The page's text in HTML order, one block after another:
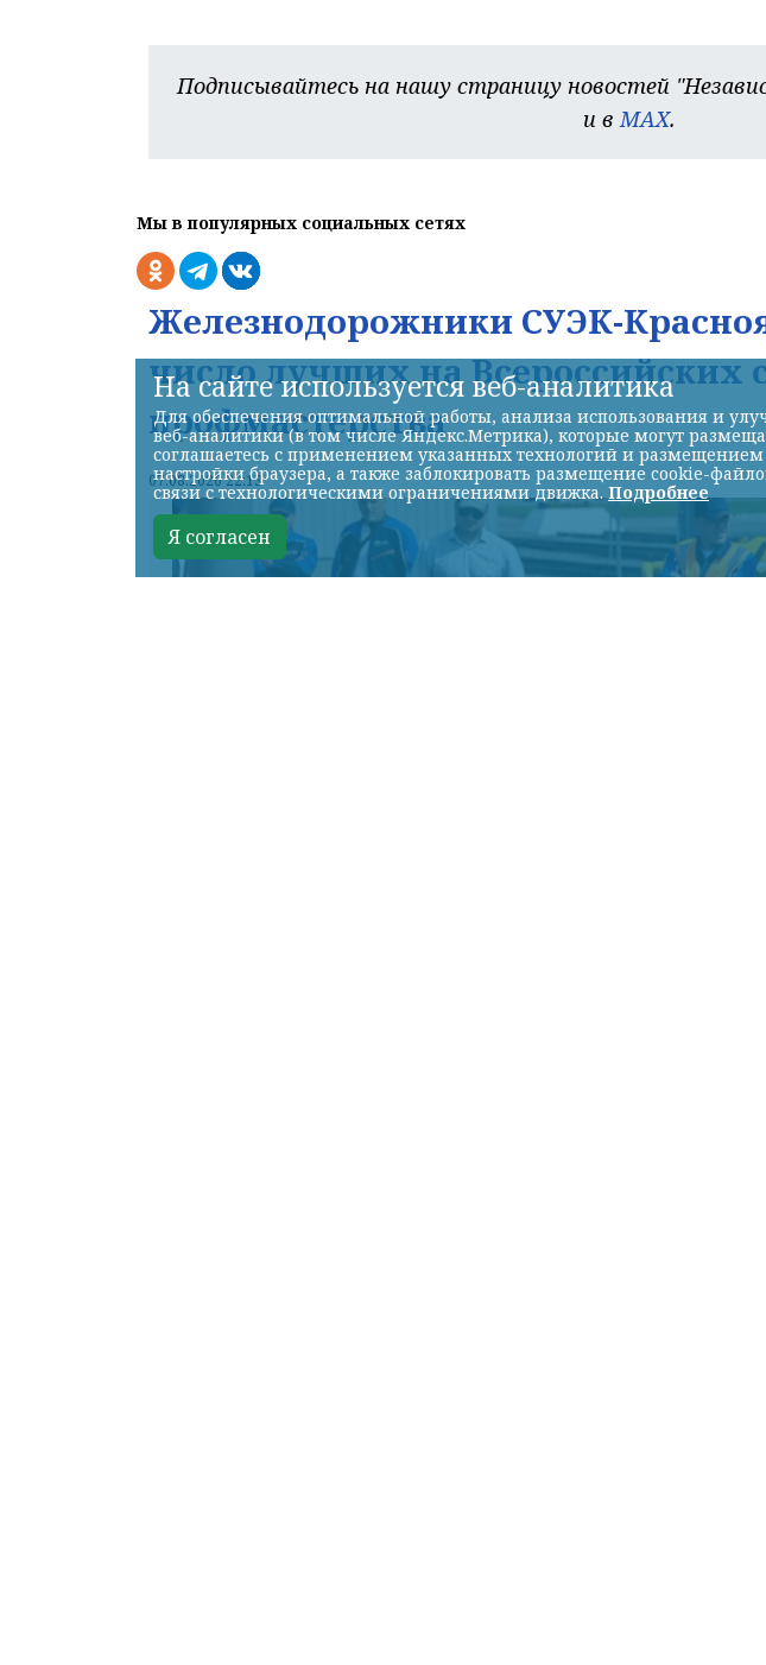
Подписывайтесь на нашу страницу новостей
и в MAX.
Мы в популярных социальных сетях
Железнодорожники СУЭК-
число лучших на Всероссийских
профмастерства
07.08.2026 22:13
На сайте используется веб-аналитика
Для обеспечения оптимальной работы, анализа использования и
веб-аналитики (в том числе Яндекс.Метрика), которые могут
соглашаетесь с применением указанных технологий и
настройки браузера, а также заблокировать размещение cookie-
связи с технологическими ограничениями движка.Подробнее
Я согласен